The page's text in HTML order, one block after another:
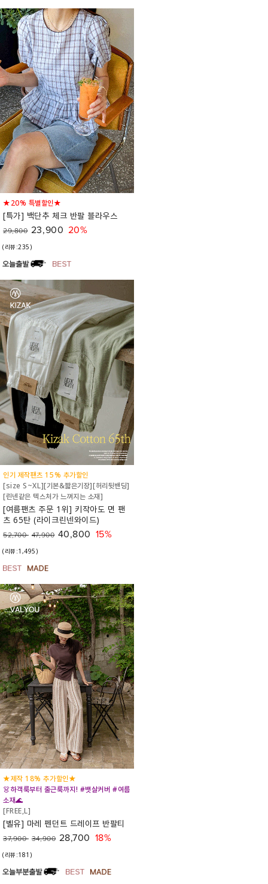
★20% 특별할인★
[특가] 백단추 체크 반팔 블라우스
29,800 23,900 20%
(리뷰:235)
인기 제작팬츠 15% 추가할인
[size S~XL][기본&짧은기장][허리뒷밴딩]
[린넨같은 텍스처가 느껴지는 소재]
[여름팬츠 주문 1위] 키작아도 면 팬
츠 65탄 (라이크린넨와이드)
52,700 47,900 40,800 15%
(리뷰:1,495)
★제작 18% 추가할인★
👗하객룩부터 출근룩까지! #뱃살커버 #여름
소재🌊
[FREE,L]
[벨유] 마레 펜던트 드레이프 반팔티
37,900 34,900 28,700 18%
(리뷰:181)